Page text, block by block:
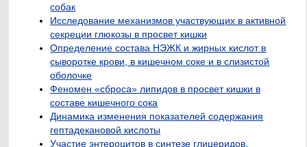
собак
Исследование механизмов участвующих в активной
секреции глюкозы в просвет кишки
Определение состава НЭЖК и жирных кислот в
сыворотке крови, в кишечном соке и в слизистой
оболочке
Феномен «сброса» липидов в просвет кишки в
составе кишечного сока
Динамика изменения показателей содержания
гептадекановой кислоты
Участие энтероцитов в синтезе глицеридов,